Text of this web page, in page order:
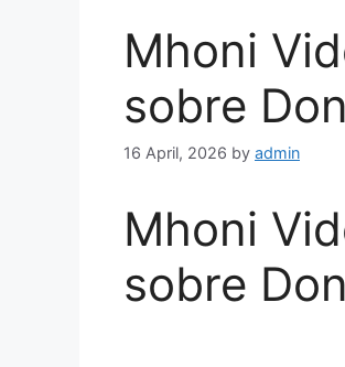
Mhoni
sobre
16 April, 2026 by admin
Mhoni
sobre